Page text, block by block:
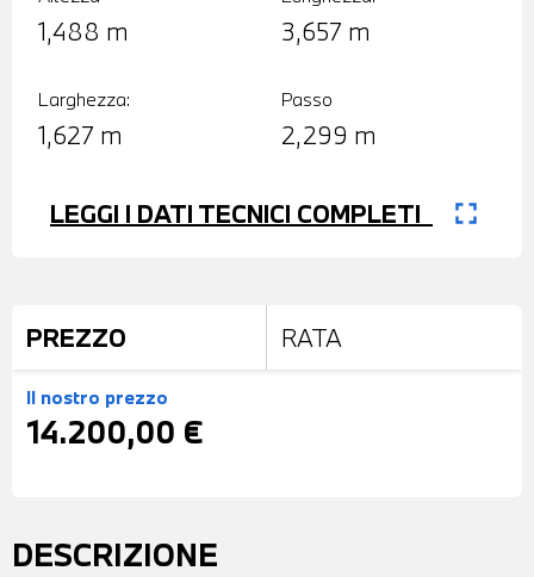
1,488 m 3,657 m
Larghezza:
1,627 m
Passo
2,299 m
LEGGI I DATI TECNICI COMPLETI fullscreen
PREZZO RATA
Il nostro prezzo
14.200,00 €
DESCRIZIONE